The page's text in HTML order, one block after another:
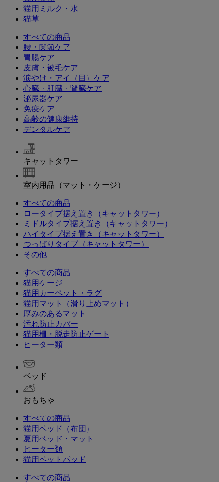
猫用ミルク・水
猫草
すべての商品
腰・関節ケア
胃腸ケア
皮膚・被毛ケア
涙やけ・アイ（目）ケア
心臓・肝臓・腎臓ケア
泌尿器ケア
免疫ケア
高齢の健康維持
デンタルケア
キャットタワー
室内用品（マット・ケージ）
すべての商品
ロータイプ据え置き（キャットタワー）
ミドルタイプ据え置き（キャットタワー）
ハイタイプ据え置き（キャットタワー）
つっぱりタイプ（キャットタワー）
その他
すべての商品
猫用ケージ
猫用カーペット・ラグ
猫用マット（滑り止めマット）
厚みのあるマット
汚れ防止カバー
猫用柵・脱走防止ゲート
ヒーター類
ベッド
おもちゃ
すべての商品
猫用ベッド（布団）
夏用ベッド・マット
ヒーター類
猫用ベットパッド
すべての商品